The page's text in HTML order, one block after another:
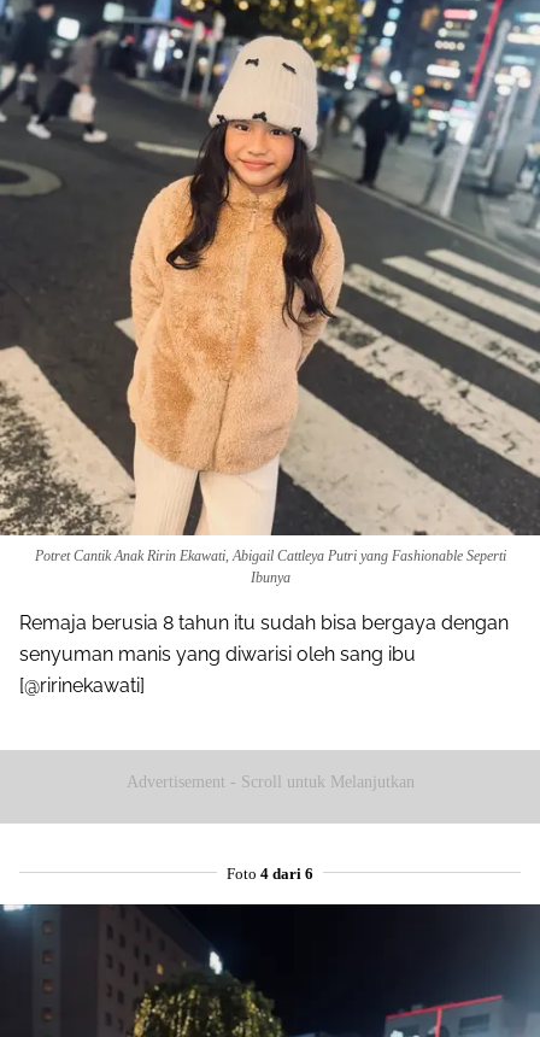
Potret Cantik Anak Ririn Ekawati, Abigail Cattleya Putri yang Fashionable Seperti
Ibunya
Remaja berusia 8 tahun itu sudah bisa bergaya dengan
senyuman manis yang diwarisi oleh sang ibu
[@ririnekawati]
Advertisement - Scroll untuk Melanjutkan
Foto 4 dari 6